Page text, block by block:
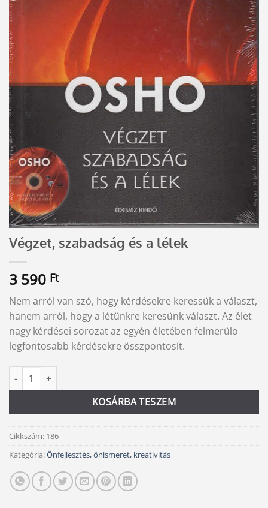
Végzet, szabadság és a lélek
3 590 Ft
Nem arról van szó, hogy kérdésekre keressük a választ,
hanem arról, hogy a létünkre keresünk választ. Az élet
nagy kérdései sorozat az egyén életében felmerülo
legfontosabb kérdésekre összpontosít.
Végzet, szabadság és a lélek mennyiség
KOSÁRBA TESZEM
Alternative:
Cikkszám: 186
Kategória:Önfejlesztés, önismeret, kreativitás